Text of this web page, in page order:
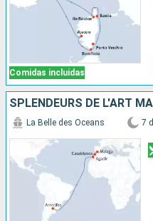
Comidas incluidas
La Belle des Oceans 7 d